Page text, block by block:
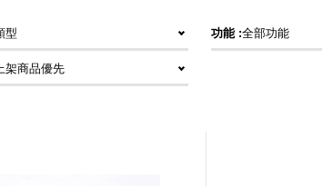
型 功能 :全部功能
架商品優先